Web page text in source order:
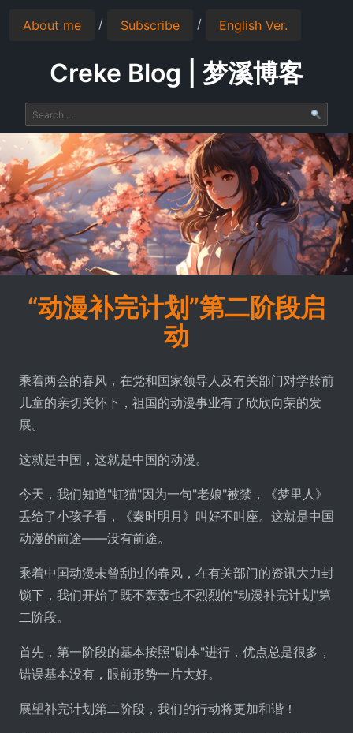
About me / Subscribe / English Ver.
Creke Blog | 梦溪博客
“动漫补完计划”第二阶段启
动
乘着两会的春风，在党和国家领导人及有关部门对学龄前
儿童的亲切关怀下，祖国的动漫事业有了欣欣向荣的发
展。
这就是中国，这就是中国的动漫。
今天，我们知道"虹猫"因为一句"老娘"被禁，《梦里人》
丢给了小孩子看，《秦时明月》叫好不叫座。这就是中国
动漫的前途――没有前途。
乘着中国动漫未曾刮过的春风，在有关部门的资讯大力封
锁下，我们开始了既不轰轰也不烈烈的"动漫补完计划"第
二阶段。
首先，第一阶段的基本按照"剧本"进行，优点总是很多，
错误基本没有，眼前形势一片大好。
展望补完计划第二阶段，我们的行动将更加和谐！